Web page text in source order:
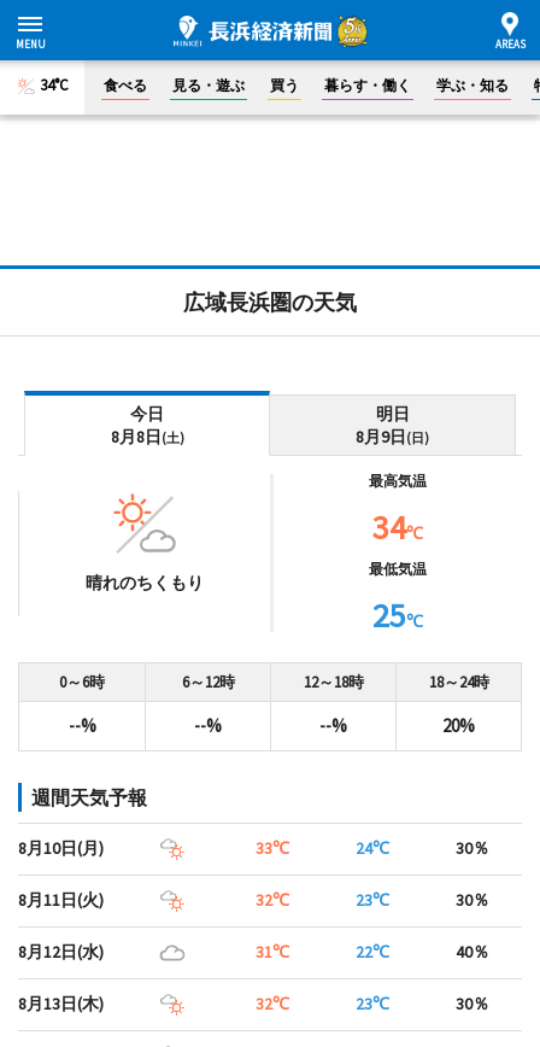
34°C 食べる 見る・遊ぶ 買う 暮らす・働く 学ぶ・知る
広域長浜圏の天気
今日
8月8日 (土)
明日
8月9日 (日)
晴れのちくもり
最高気温
34℃
最低気温
25℃
0～6時 6～12時 12～18時 18～24時
--% --% --% 20%
週間天気予報
8月10日(月) 33℃ 24℃ 30％
8月11日(火) 32℃ 23℃ 30％
8月12日(水) 31℃ 22℃ 40％
8月13日(木) 32℃ 23℃ 30％